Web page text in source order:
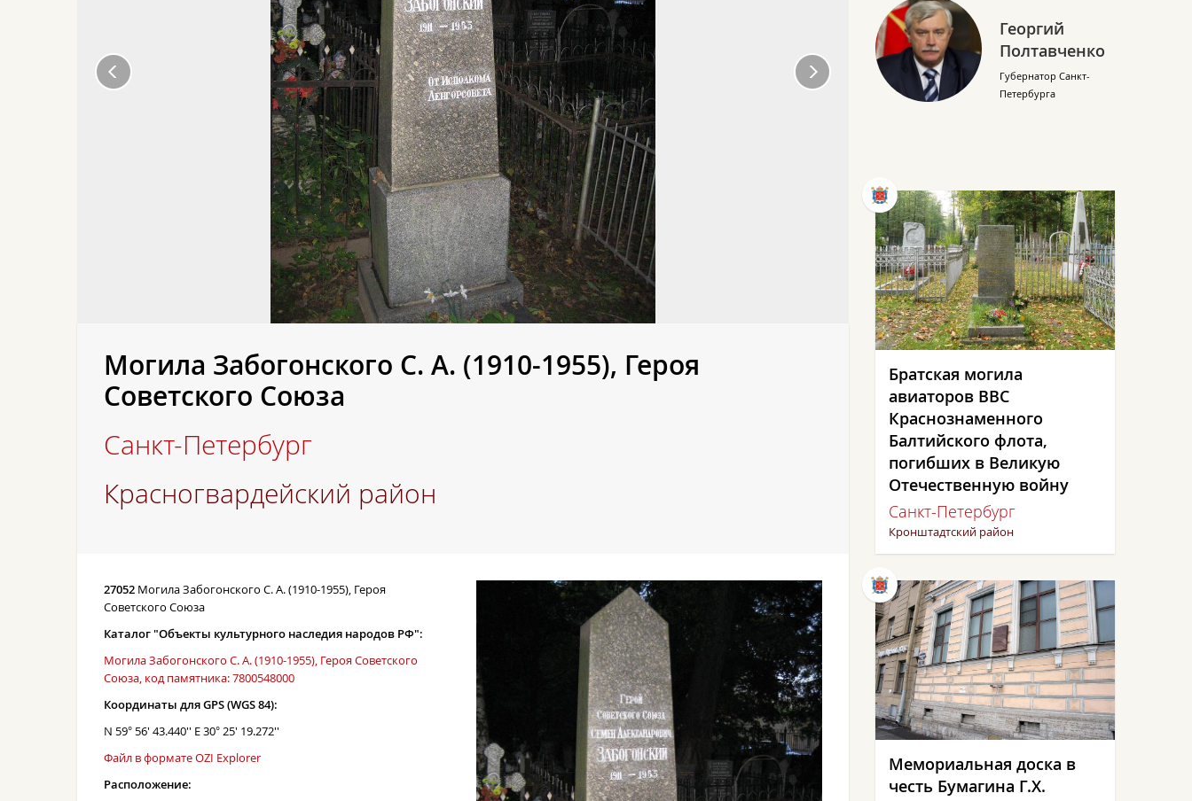
Могила Забогонского С. А. (1910-1955), Героя
Советского Союза
Санкт-Петербург
Красногвардейский район
27052 Могила Забогонского С. А. (1910-1955), Героя
Советского Союза
Каталог "Объекты культурного наследия народов РФ":
Могила Забогонского С. А. (1910-1955), Героя Советского
Союза, код памятника: 7800548000
Координаты для GPS (WGS 84):
N 59° 56' 43.440'' E 30° 25' 19.272''
Файл в формате OZI Explorer
Расположение:
Георгий
Полтавченко
Губернатор Санкт-
Петербурга
Братская могила
авиаторов ВВС
Краснознаменного
Балтийского флота,
погибших в Великую
Отечественную войну
Санкт-Петербург
Кронштадтский район
Мемориальная доска в
честь Бумагина Г.Х.